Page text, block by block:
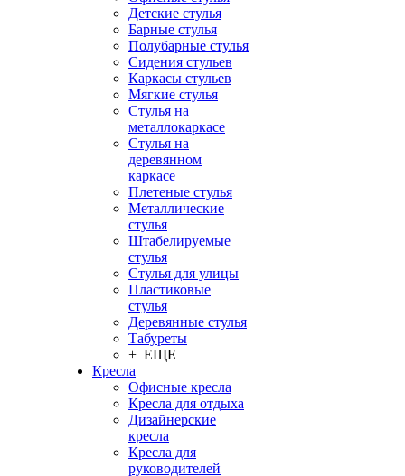
Детские стулья
Барные стулья
Полубарные стулья
Сидения стульев
Каркасы стульев
Мягкие стулья
Стулья на
металлокаркасе
Стулья на
деревянном
каркасе
Плетеные стулья
Металлические
стулья
Штабелируемые
стулья
Стулья для улицы
Пластиковые
стулья
Деревянные стулья
Табуреты
+ ЕЩЕ
Кресла
Офисные кресла
Кресла для отдыха
Дизайнерские
кресла
Кресла для
руководителей